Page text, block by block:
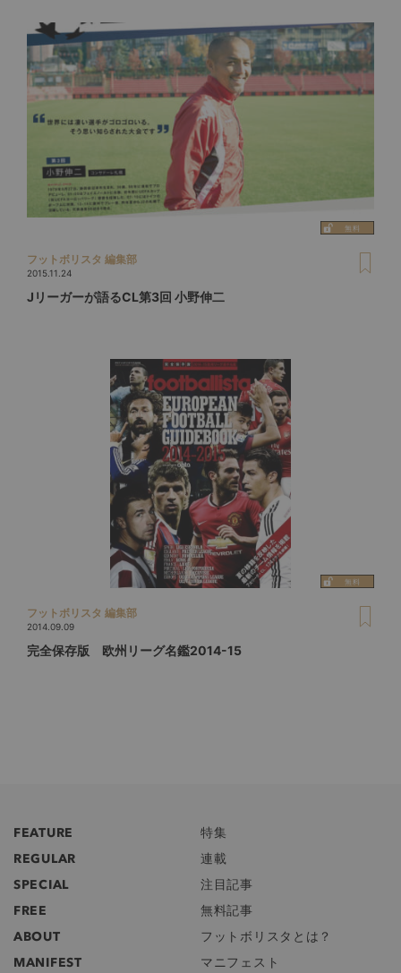
フットボリスタ 編集部
2015.11.24
Jリーガーが語るCL第3回 小野伸二
フットボリスタ 編集部
2014.09.09
完全保存版 欧州リーグ名鑑2014-15
FEATURE
特集
REGULAR
連載
SPECIAL
注目記事
FREE
無料記事
ABOUT
フットボリスタとは？
MANIFEST
マニフェスト